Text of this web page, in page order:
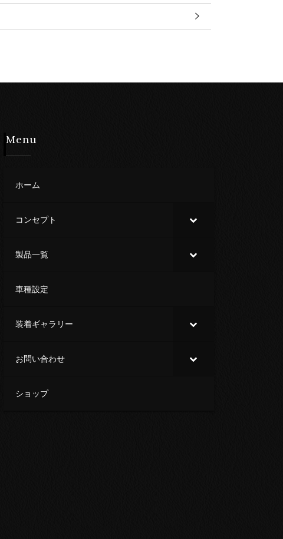
Menu
ホーム
コンセプト
製品一覧
車種設定
装着ギャラリー
お問い合わせ
ショップ